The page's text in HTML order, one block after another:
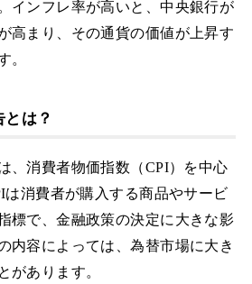
インフレ率が高いと、中央銀行が
高まり、その通貨の価値が上昇す
。
は？
、消費者物価指数（CPI）を中心
は消費者が購入する商品やサービ
標で、金融政策の決定に大きな影
内容によっては、為替市場に大き
があります。